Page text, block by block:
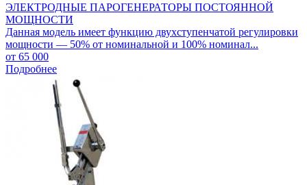
ЭЛЕКТРОДНЫЕ ПАРОГЕНЕРАТОРЫ ПОСТОЯННОЙ
МОЩНОСТИ
Данная модель имеет функцию двухступенчатой регулировки
мощности — 50% от номинальной и 100% номинал...
от 65 000
Подробнее